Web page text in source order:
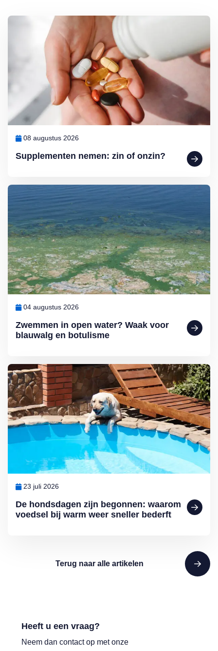
Supplementen nemen: zin of onzin?
08 augustus 2026
Lees meer over Supplementen nemen: zin of onzin?
Zwemmen in open water? Waak voor
blauwalg en botulisme
04 augustus 2026
Lees meer over Zwemmen in open water? Waak voor blauwalg en
De hondsdagen zijn begonnen: waarom
voedsel bij warm weer sneller bederft
23 juli 2026
Lees meer over De hondsdagen zijn begonnen: waarom voedsel
Terug naar alle artikelen
Heeft u een vraag?
Neem dan contact op met onze